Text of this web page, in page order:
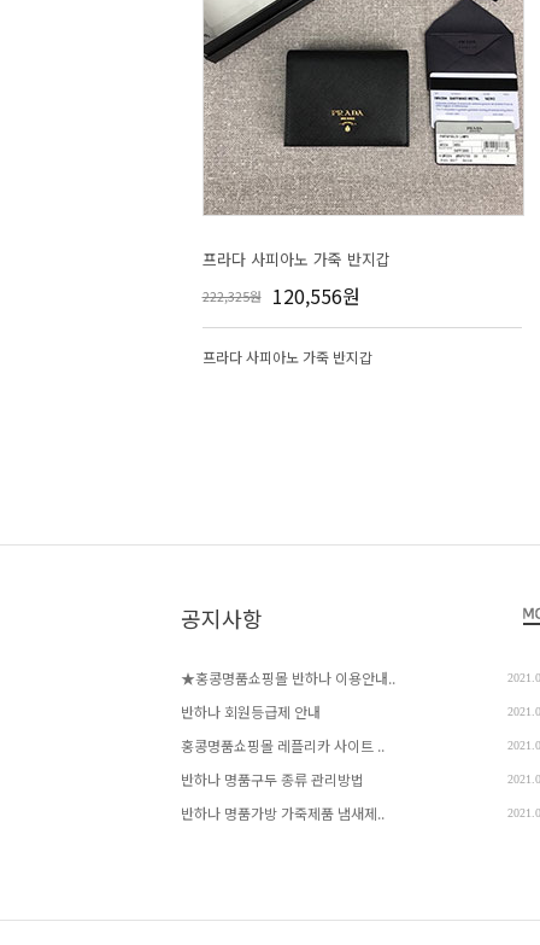
프라다 사피아노 가죽 반지갑
222,325원 120,556원
프라다 사피아노 가죽 반지갑
공지사항
★홍콩명품쇼핑몰 반하나 이용안내..
반하나 회원등급제 안내
홍콩명품쇼핑몰 레플리카 사이트 ..
반하나 명품구두 종류 관리방법
반하나 명품가방 가죽제품 냄새제..